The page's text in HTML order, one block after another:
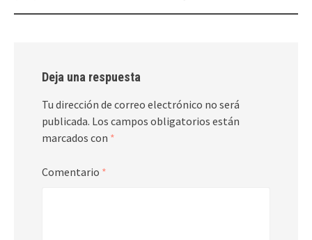
entradas
Deja una respuesta
Tu dirección de correo electrónico no será
publicada. Los campos obligatorios están
marcados con *
Comentario *